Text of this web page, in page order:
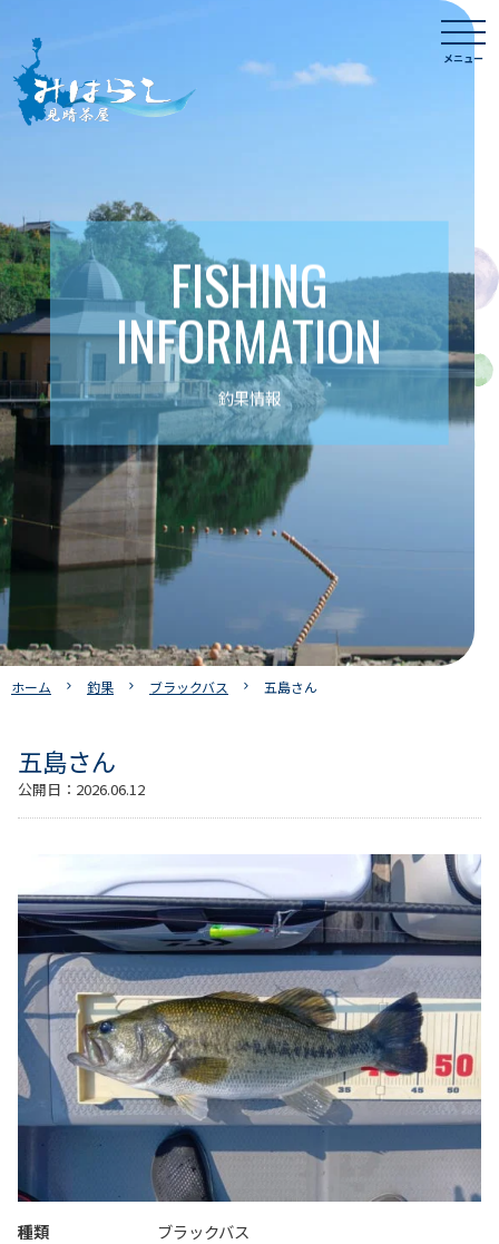
content
メニュー
FISHING
INFORMATION
釣果情報
ホーム 釣果 ブラックバス 五島さん
五島さん
公開日： 2026.06.12
種類 ブラックバス